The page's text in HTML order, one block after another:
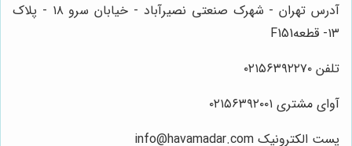
آدرس تهران - شهرک صنعتی نصیرآباد - خیابان سرو ۱۸ - پلاک
۱۳- قطعهF151
تلفن ۰۲۱۵۶۳۹۲۲۷۰
آوای مشتری ۰۲۱۵۶۳۹۲۰۰۱
پست الکترونیک info@havamadar.com